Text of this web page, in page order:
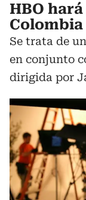
HBO
Colombia
Se trata de
en conjunto
dirigida por